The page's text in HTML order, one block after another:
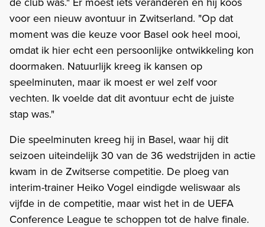
voor een nieuw avontuur in Zwitserland. "Op dat
moment was die keuze voor Basel ook heel mooi,
omdat ik hier echt een persoonlijke ontwikkeling kon
doormaken. Natuurlijk kreeg ik kansen op
speelminuten, maar ik moest er wel zelf voor
vechten. Ik voelde dat dit avontuur echt de juiste
stap was."
Die speelminuten kreeg hij in Basel, waar hij dit
seizoen uiteindelijk 30 van de 36 wedstrijden in actie
kwam in de Zwitserse competitie. De ploeg van
interim-trainer Heiko Vogel eindigde weliswaar als
vijfde in de competitie, maar wist het in de UEFA
Conference League te schoppen tot de halve finale.